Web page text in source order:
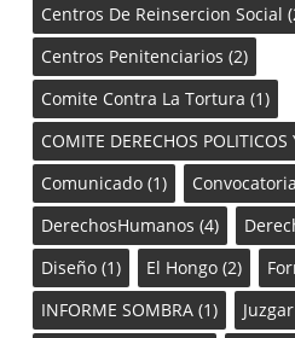
Centros De Reinsercion Social
Centros Penitenciarios (2)
Comite Contra La Tortura (1)
COMITE DERECHOS POLITICOS
Comunicado(1) Convocatoria
DerechosHumanos (4)
Diseño(1) El Hongo(2)
INFORME SOMBRA(1) Juzgar